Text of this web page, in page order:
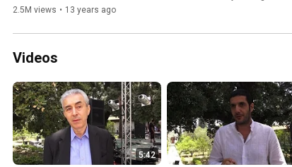
2.5M views • 13 years ago
Videos
5:42